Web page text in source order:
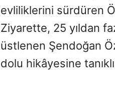
evliliklerini sürdüren
Ziyarette, 25 yıldan
üstlenen Şendoğan
dolu hikâyesine